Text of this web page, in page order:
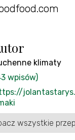
klimaty
wpisów)
wszystkie